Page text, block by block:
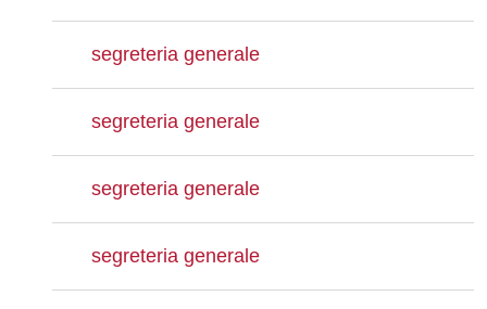
segreteria generale
segreteria generale
segreteria generale
segreteria generale